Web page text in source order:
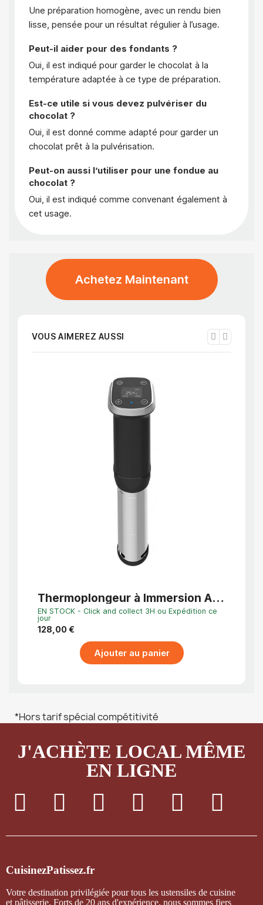
Une préparation homogène, avec un rendu bien
lisse, pensée pour un résultat régulier à l’usage.
Peut-il aider pour des fondants ?
Oui, il est indiqué pour garder le chocolat à la
température adaptée à ce type de préparation.
Est-ce utile si vous devez pulvériser du
chocolat ?
Oui, il est donné comme adapté pour garder un
chocolat prêt à la pulvérisation.
Peut-on aussi l’utiliser pour une fondue au
chocolat ?
Oui, il est indiqué comme convenant également à
cet usage.
Achetez Maintenant
VOUS AIMEREZ AUSSI
APERÇU RAPIDE
Thermoplongeur à Immersion Alla
France pour Cuisson Sous-Vide
EN STOCK - Click and collect 3H ou Expédition ce
jour
128,00 €
Ajouter au panier
*Hors tarif spécial compétitivité
J'ACHÈTE LOCAL MÊME
EN LIGNE
CuisinezPatissez.fr
Votre destination privilégiée pour tous les ustensiles de cuisine
et pâtisserie. Forts de 20 ans d'expérience, nous sommes fiers